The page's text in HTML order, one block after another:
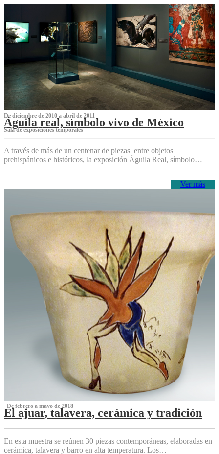
De diciembre de 2010 a abril de 2011
Águila real, símbolo vivo de México
Sala de exposiciones temporales
A través de más de un centenar de piezas, entre objetos
prehispánicos e históricos, la exposición Águila Real, símbolo…
Ver más
‌ De febrero a mayo de 2018
El ajuar, talavera, cerámica y tradición
‌
En esta muestra se reúnen 30 piezas contemporáneas, elaboradas en
cerámica, talavera y barro en alta temperatura. Los…